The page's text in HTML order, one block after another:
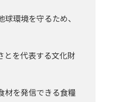
環境を守るため、
とを代表する文化財
材を発信できる食糧